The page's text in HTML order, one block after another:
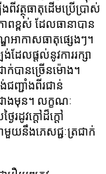
ពីវត្ថុធាតុដើមប្រើប្រាស់
ខ្ពស់ ដែលធានាបាន
អាកាសធាតុផ្សេងៗ។
ែលផ្តល់នូវការរក្សា
ាក់បានច្រើនម៉ោង។
ញ្ជាំងពីរជាន់
ងមុន។ លក្ខណៈ
ដូវក្តៅដ៏ក្តៅ
យនឹងភេសជ្ជៈត្រជាក់